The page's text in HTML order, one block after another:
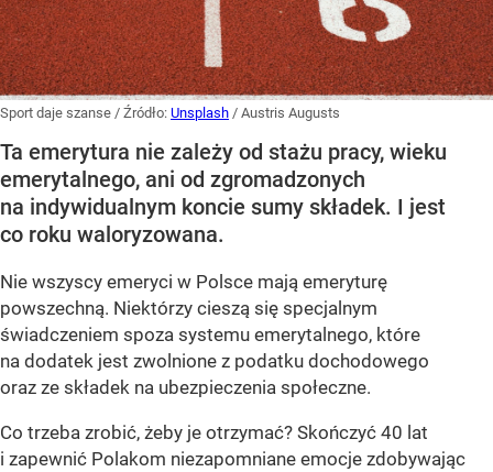
Sport daje szanse / Źródło: Unsplash / Austris Augusts
Ta emerytura nie zależy od stażu pracy, wieku
emerytalnego, ani od zgromadzonych
na indywidualnym koncie sumy składek. I jest
co roku waloryzowana.
Nie wszyscy emeryci w Polsce mają emeryturę
powszechną. Niektórzy cieszą się specjalnym
świadczeniem spoza systemu emerytalnego, które
na dodatek jest zwolnione z podatku dochodowego
oraz ze składek na ubezpieczenia społeczne.
Co trzeba zrobić, żeby je otrzymać? Skończyć 40 lat
i zapewnić Polakom niezapomniane emocje zdobywając